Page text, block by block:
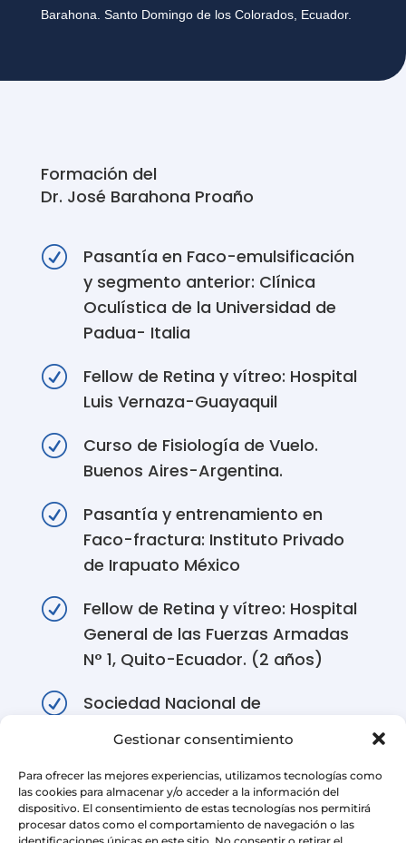
Gestionar consentimiento
Para ofrecer las mejores experiencias, utilizamos tecnologías como
las cookies para almacenar y/o acceder a la información del
dispositivo. El consentimiento de estas tecnologías nos permitirá
procesar datos como el comportamiento de navegación o las
identificaciones únicas en este sitio. No consentir o retirar el
Barahona. Santo Domingo de los Colorados, Ecuador.
Formación del
Dr. José Barahona Proaño
R
Pasantía en Faco-emulsificación
y segmento anterior: Clínica
Oculística de la Universidad de
Padua- Italia
R
Fellow de Retina y vítreo: Hospital
Luis Vernaza-Guayaquil
R
Curso de Fisiología de Vuelo.
Buenos Aires-Argentina.
R
Pasantía y entrenamiento en
Faco-fractura: Instituto Privado
de Irapuato México
R
Fellow de Retina y vítreo: Hospital
General de las Fuerzas Armadas
N° 1, Quito-Ecuador. (2 años)
R
Sociedad Nacional de
Oftalmología y Ortóptica .
Oftalmología. Facultad de
Ciencias Médicas de la
Universidad de Guayaquil,